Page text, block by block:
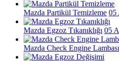
Mazda Partikül Temizleme 05
Mazda Egzoz Tıkanıklığı 05
Mazda Check Engine